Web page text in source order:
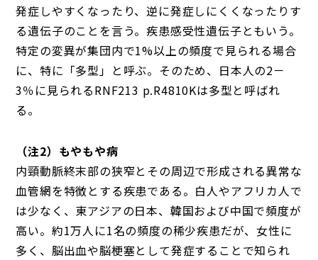
発症しやすくなったり、逆に発症しにくくなったりす
る遺伝子のことを言う。疾患感受性遺伝子ともいう。
特定の変異が集団内で1%以上の頻度で見られる場合
に、特に「多型」と呼ぶ。そのため、日本人の2－
3％に見られるRNF213 p.R4810Kは多型と呼ばれ
る。
（注2）もやもや病
内頸動脈終末部の狭窄とその周辺で形成される異常な
血管網を特徴とする疾患である。白人やアフリカ人で
は少なく、東アジアの日本、韓国および中国で頻度が
高い。約1万人に1名の頻度の稀少疾患だが、女性に
多く、脳出血や脳梗塞として発症することで知られ